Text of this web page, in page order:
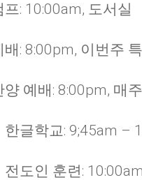
: 10:00am, 도서실
배: 8:00pm, 이번주
양 예배: 8:00pm, 매
한글학교: 9;45am –
전도인 훈련: